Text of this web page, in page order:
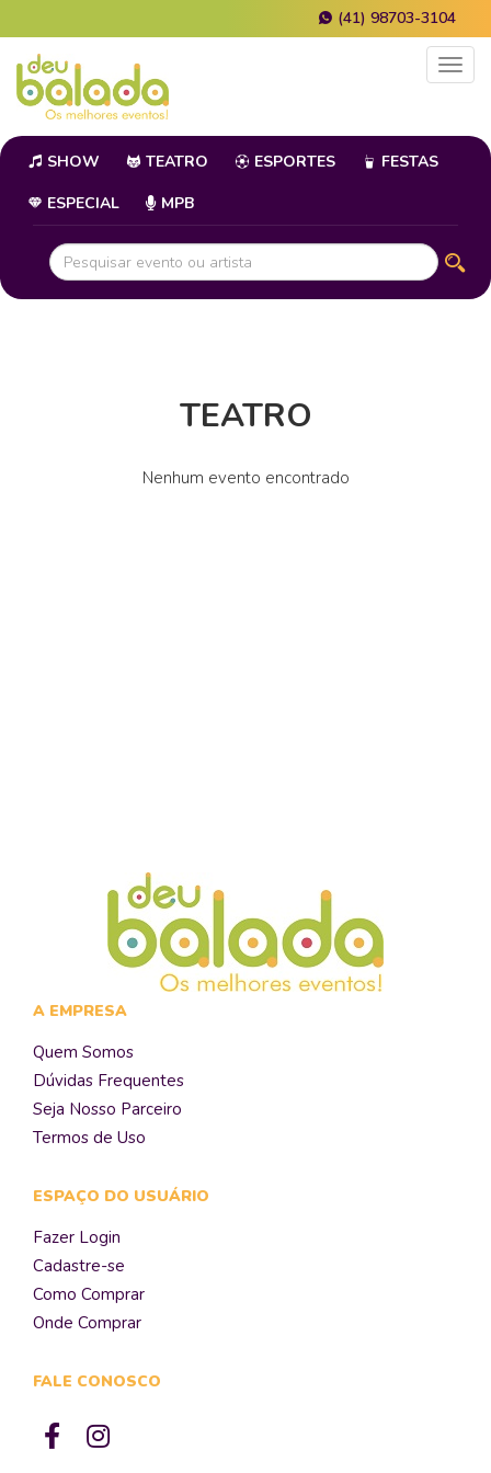
(41) 98703-3104
SHOW TEATRO ESPORTES FESTAS
ESPECIAL MPB
TEATRO
Nenhum evento encontrado
A EMPRESA
Quem Somos
Dúvidas Frequentes
Seja Nosso Parceiro
Termos de Uso
ESPAÇO DO USUÁRIO
Fazer Login
Cadastre-se
Como Comprar
Onde Comprar
FALE CONOSCO